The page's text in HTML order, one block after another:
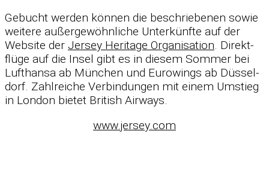
Ge­bucht wer­den kön­nen die be­schrie­be­nen so­wie
wei­tere au­ßer­ge­wöhn­li­che Un­ter­künfte auf der
Web­site der Jer­sey He­ri­tage Or­ga­ni­sa­tion. Di­rekt­
flüge auf die In­sel gibt es in die­sem Som­mer bei
Luft­hansa ab Mün­chen und Eu­ro­wings ab Düs­sel­
dorf. Zahl­rei­che Ver­bin­dun­gen mit ei­nem Um­stieg
in Lon­don bie­tet Bri­tish Air­ways.
www.jersey.com